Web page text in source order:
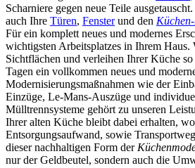
Scharniere gegen neue Teile
auch Ihre Türen, Fensterund den
Für ein komplett neues und modernes
wichtigsten Arbeitsplatzes in Ihrem Haus.
Sichtflächen und verleihen Ihrer Küche
Tagen ein vollkommen neues und
Modernisierungsmaßnahmen wie der
Einzüge, Le-Mans-Auszüge und
Mülltrennsysteme gehört zu unseren
Ihrer alten Küche bleibt dabei erhalten,
Entsorgungsaufwand, sowie
dieser nachhaltigen Form der
nur der Geldbeutel, sondern auch die